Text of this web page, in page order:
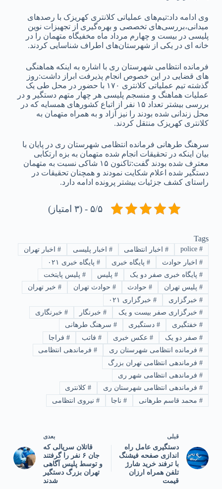
وی ادامه داد:تیم‌های عملیاتی کلانتری کهریزک با رصدهای
میدانی،بررسی‌های تخصصی و بهره‌گیری از تجهیزات نوین
پلیسی در بیست و چهارم مرداد ماه مخفیگاه متهمان را در
خانه ای در یکی از شهرستان‌های اطراف شناسایی کردند.
فرمانده انتظامی شهرستان ری با اشاره به اینکه هماهنگی‌
های قضایی در این خصوص انجام پذیرفت ابراز داشت:روز
گذشته تیم عملیاتی کلانتری ۱۷۰ با حضور در محل طی یک
عملیات هماهنگ و منسجم پلیسی هر چهار متهم دستگیر و در
بررسی بیشتر تعداد ۱۵ نفر از اتباع کشورهای همسایه که در
محل زندانی شده بودند را نیز آزاد و به همراه متهمان به
کلانتری کهریزک منتقل کردند.
سرهنگ طرهانی فرمانده انتظامی شهرستان ری در پایان با
بیان اینکه در تحقیقات انجام شده متهمان به بزه ارتکابی
معترف شده بودند گفت:تاکنون ۱۵ شاکی نسبت به متهمان
دستگیر شده اعلام شکایت نمودند و همچنان تحقیقات در
راستای کشف جزئیات بیشتر پرونده ادامه دارد.
۵/۵ - (۳ امتیاز)
Tags
#
police
#اخبار انتظامی # اخبار پلیسی # اخبار تهران
#اخبار حوادث #پایگاه خبری # پایگاه خبری ۰۲۱
#پایگاه خبری صفر دو یک #پلیس # پلیس پایتخت
#پلیس تهران #حوادث # حوادث تهران # خبر تهران
#خبرگزاری #خبرگزاری ۰۲۱
#خبرگزاری صفر بیست و یک #خبرنگار # خبرنگاری
#خفتگیری #دستگیری # سرهنگ طرهانی
#صفر دو یک #عکس خبری # فاتب # فراجا
#فرمانده انتظامی شهرستان ری #فرماندهی انتظامی
#فرماندهی انتظامی تهران بزرگ
#فرماندهی انتظامی شهر ری
#فرماندهی انتظامی شهرستان ری #کلانتری
#محمد قاسم طرهانی #ناجا # نیروی انتظامی
قبلی
دستگیری عامل راه
اندازى صفحه فیشنگ
با ترفند خرید شارژ
تلفن همراه ارزان
قیمت
بعدی
قاتلان سریالی که
جان ۶ نفر را گرفتند
و توسط پلیس آگاهی
تهران بزرگ دستگیر
شدند